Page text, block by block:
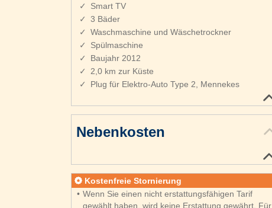
Smart TV
3 Bäder
Waschmaschine und Wäschetrockner
Spülmaschine
Baujahr 2012
2,0 km zur Küste
Plug für Elektro-Auto Type 2, Mennekes
Nebenkosten
Kostenfreie Stornierung
Wenn Sie einen nicht erstattungsfähigen Tarif
gewählt haben, wird keine Erstattung gewährt. Für